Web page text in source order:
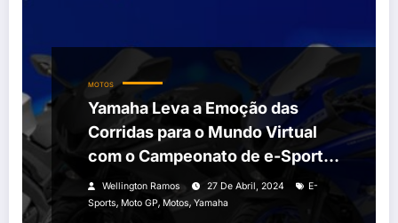
MOTOS
Yamaha Leva a Emoção das
Corridas para o Mundo Virtual
com o Campeonato de e-Sports
no Autódromo de Goiânia
Wellington Ramos 27 De Abril, 2024
E-
Sports, Moto GP, Motos, Yamaha